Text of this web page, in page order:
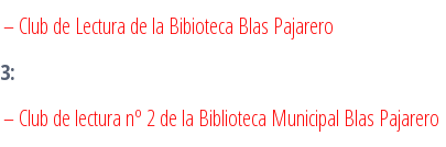
Club de Lectura de la Bibioteca Blas Pajarero
Club de lectura nº 2 de la Biblioteca Municipal Blas Pajarero